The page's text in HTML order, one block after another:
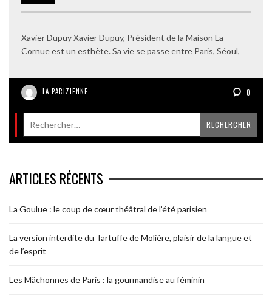
Xavier Dupuy Xavier Dupuy, Président de la Maison La
Cornue est un esthète. Sa vie se passe entre Paris, Séoul,
LA PARIZIENNE 0
ARTICLES RÉCENTS
La Goulue : le coup de cœur théâtral de l’été parisien
La version interdite du Tartuffe de Molière, plaisir de la langue et
de l’esprit
Les Mâchonnes de Paris : la gourmandise au féminin